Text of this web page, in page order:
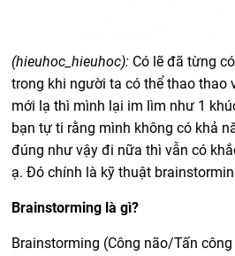
(hieuhoc_hieuhoc): Có lẽ đã từng
trong khi người ta có thể thao thao
mới lạ thì mình lại im lìm như 1
bạn tự ti rằng mình không có khả
đúng như vậy đi nữa thì vẫn có
ạ. Đó chính là kỹ thuật
Brainstorming là gì?
Brainstorming (Công não/Tấn